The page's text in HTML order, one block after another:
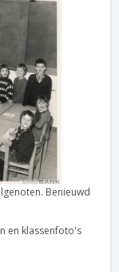
Benieuwd
en klassenfoto's